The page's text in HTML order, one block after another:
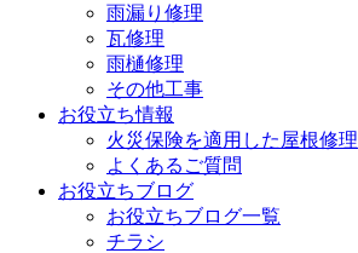
雨漏り修理
瓦修理
雨樋修理
その他工事
お役立ち情報
火災保険を適用した屋根修理
よくあるご質問
お役立ちブログ
お役立ちブログ一覧
チラシ